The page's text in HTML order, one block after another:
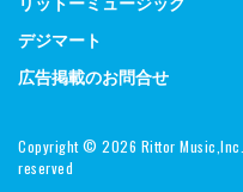
デジマート
広告掲載のお問合せ
Copyright © 2026 Rittor
reserved